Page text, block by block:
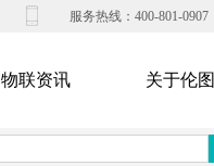
​​服务热​线：400-801-0907​
物联资讯 关于伦图